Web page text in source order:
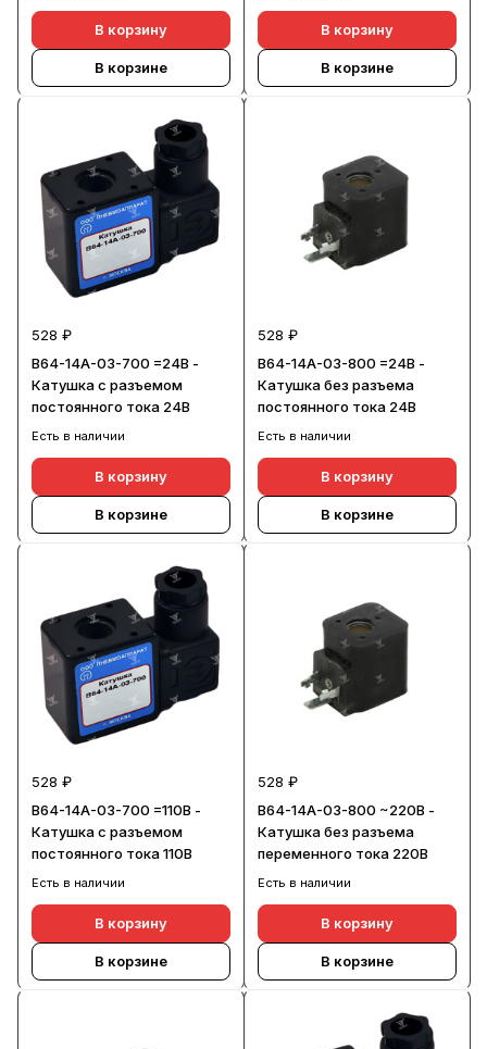
В корзину
В корзине
В корзину
В корзине
528 ₽
В64-14А-03-700 =24В -
Катушка с разъемом
постоянного тока 24В
Есть в наличии
В корзину
В корзине
528 ₽
В64-14А-03-800 =24В -
Катушка без разъема
постоянного тока 24В
Есть в наличии
В корзину
В корзине
528 ₽
В64-14А-03-700 =110В -
Катушка с разъемом
постоянного тока 110В
Есть в наличии
В корзину
В корзине
528 ₽
В64-14А-03-800 ~220В -
Катушка без разъема
переменного тока 220В
Есть в наличии
В корзину
В корзине